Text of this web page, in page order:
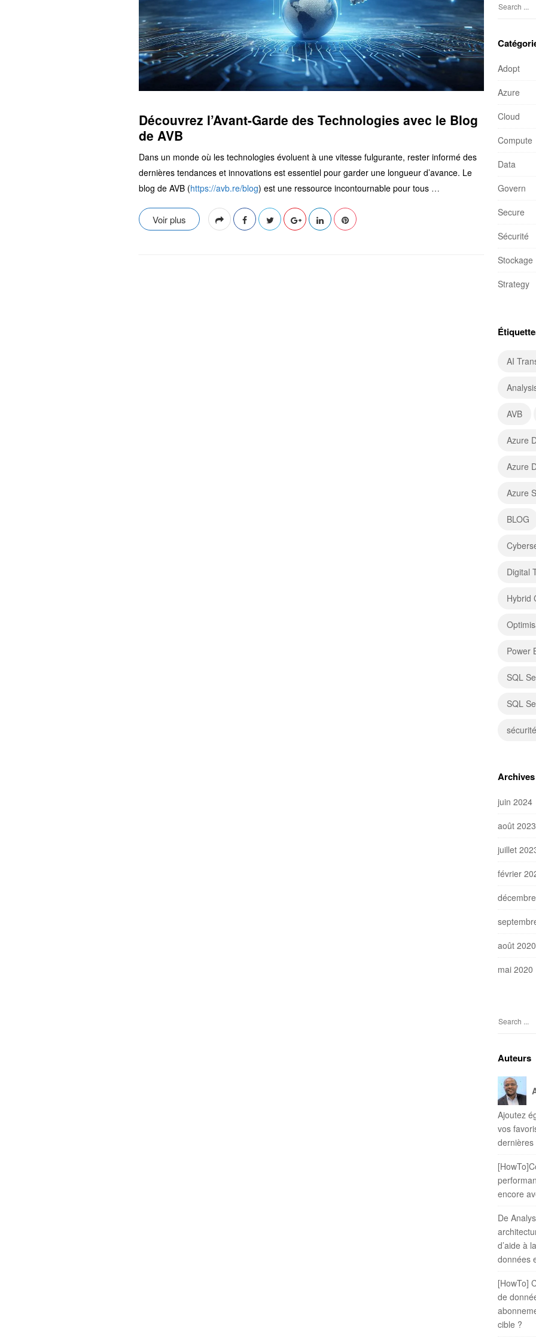
Découvrez l’Avant-Garde des Technologies avec le Blog
de AVB
Dans un monde où les technologies évoluent à une vitesse fulgurante, rester informé des
dernières tendances et innovations est essentiel pour garder une longueur d’avance. Le
blog de AVB (https://avb.re/blog) est une ressource incontournable pour tous …
Voir plus
S
a
c
f
r
:
Adopt
Azure
Cloud
Compute
Data
Govern
Secure
Sécurité
Stockage
Strategy
AI
AVB
Azure
Azure
Azure
BLOG
Digital
Hybrid
Power
SQL
SQL
sécurité
Archives
juin 2024
août 2023
juillet
février
août 2020
mai 2020
S
a
c
h
f
Auteurs
Ajoutez
vos
encore
De
d’aide à
données
[HowTo]
de
cible ?